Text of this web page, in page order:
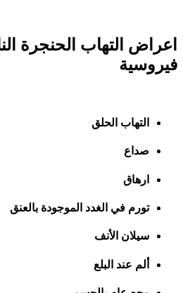
اعراض التهاب الحنجرة
فيروسية
التهاب الحلق
صداع
ارهاق
تورم في الغدد الموجودة بالعنق
سيلان الأنف
ألم عند البلع